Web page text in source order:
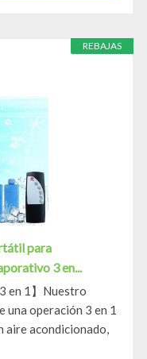
REBAJAS
para
3 en...
en 1】Nuestro
operación 3 en 1
aire acondicionado,